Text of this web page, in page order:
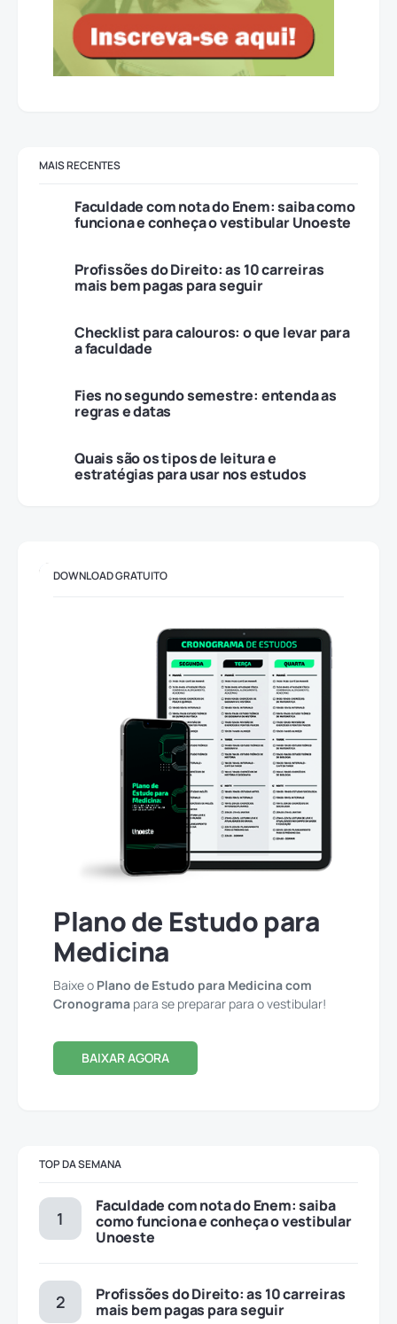
MAIS RECENTES
Faculdade com nota do Enem: saiba como
funciona e conheça o vestibular Unoeste
Profissões do Direito: as 10 carreiras
mais bem pagas para seguir
Checklist para calouros: o que levar para
a faculdade
Fies no segundo semestre: entenda as
regras e datas
Quais são os tipos de leitura e
estratégias para usar nos estudos
DOWNLOAD GRATUITO
Plano de Estudo para
Medicina
Baixe o Plano de Estudo para Medicina com
Cronograma para se preparar para o vestibular!
BAIXAR AGORA
TOP DA SEMANA
Faculdade com nota do Enem: saiba
como funciona e conheça o vestibular
Unoeste
Profissões do Direito: as 10 carreiras
mais bem pagas para seguir